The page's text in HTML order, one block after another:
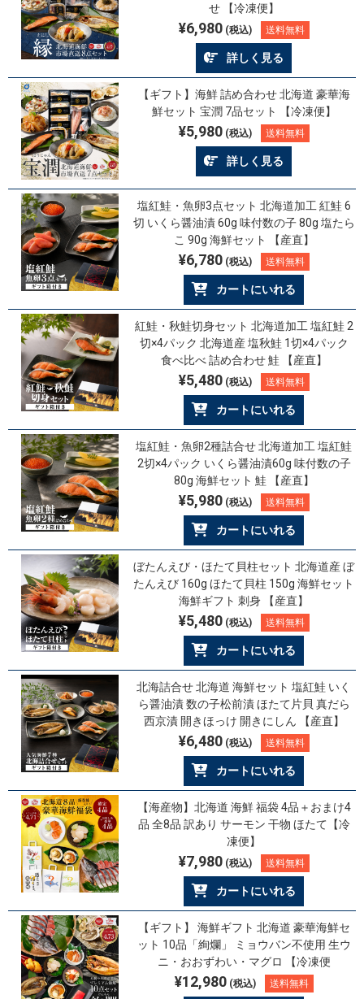
せ 【冷凍便】
¥6,980(税込) 送料無料
詳しく見る
【ギフト】海鮮 詰め合わせ 北海道 豪華海
鮮セット 宝潤 7品セット 【冷凍便】
¥5,980(税込) 送料無料
詳しく見る
塩紅鮭・魚卵3点セット 北海道加工 紅鮭 6
切 いくら醤油漬 60g 味付数の子 80g 塩たら
こ 90g 海鮮セット 【産直】
¥6,780(税込) 送料無料
カートにいれる
紅鮭・秋鮭切身セット 北海道加工 塩紅鮭 2
切×4パック 北海道産 塩秋鮭 1切×4パック
食べ比べ 詰め合わせ 鮭 【産直】
¥5,480(税込) 送料無料
カートにいれる
塩紅鮭・魚卵2種詰合せ 北海道加工 塩紅鮭
2切×4パック いくら醤油漬60g 味付数の子
80g 海鮮セット 鮭 【産直】
¥5,980(税込) 送料無料
カートにいれる
ぼたんえび・ほたて貝柱セット 北海道産 ぼ
たんえび 160g ほたて貝柱 150g 海鮮セット
海鮮ギフト 刺身 【産直】
¥5,480(税込) 送料無料
カートにいれる
北海詰合せ 北海道 海鮮セット 塩紅鮭 いく
ら醤油漬 数の子松前漬 ほたて片貝 真だら
西京漬 開きほっけ 開きにしん 【産直】
¥6,480(税込) 送料無料
カートにいれる
【海産物】北海道 海鮮 福袋 4品＋おまけ4
品 全8品 訳あり サーモン 干物 ほたて【冷
凍便】
¥7,980(税込) 送料無料
カートにいれる
【ギフト】 海鮮ギフト 北海道 豪華海鮮セ
ット 10品「絢爛」 ミョウバン不使用 生ウ
ニ・おおずわい・マグロ 【冷凍便
¥12,980(税込) 送料無料